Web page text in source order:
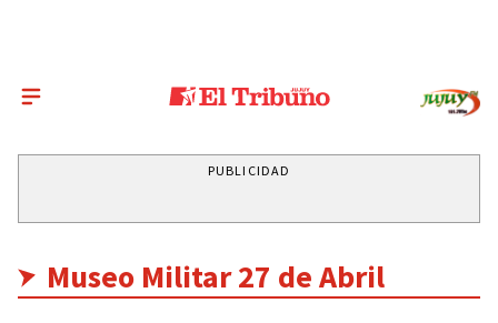
PUBLICIDAD
Museo Militar 27 de Abril